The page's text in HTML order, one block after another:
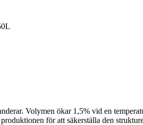
Volymen ökar 1,5% vid en
för att säkerställa den